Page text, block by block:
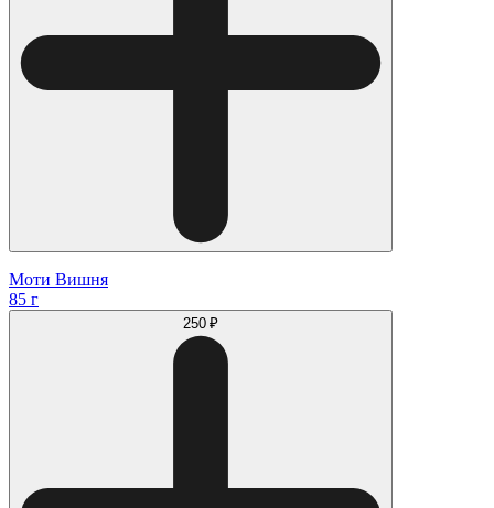
Моти Вишня
85 г
250 ₽